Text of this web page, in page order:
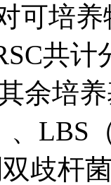
可培
共计
余培
LBS
歧杆